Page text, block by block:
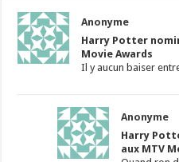
Anonyme
Harry Potter
Movie Awards
Il y aucun baiser
Anonyme
Harry
aux MTV